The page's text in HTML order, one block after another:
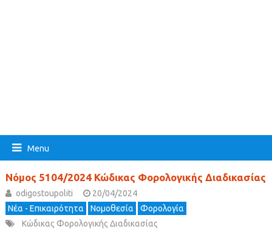
Menu
Νόμος 5104/2024 Κώδικας Φορολογικής Διαδικασίας
odigostoupoliti
20/04/2024
Νέα - Επικαιρότητα
Νομοθεσία
Φορολογία
Κώδικας Φορολογικής Διαδικασίας